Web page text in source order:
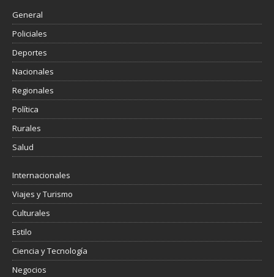
General
Policiales
Deportes
Nacionales
Regionales
Política
Rurales
Salud
Internacionales
Viajes y Turismo
Culturales
Estilo
Ciencia y Tecnología
Negocios